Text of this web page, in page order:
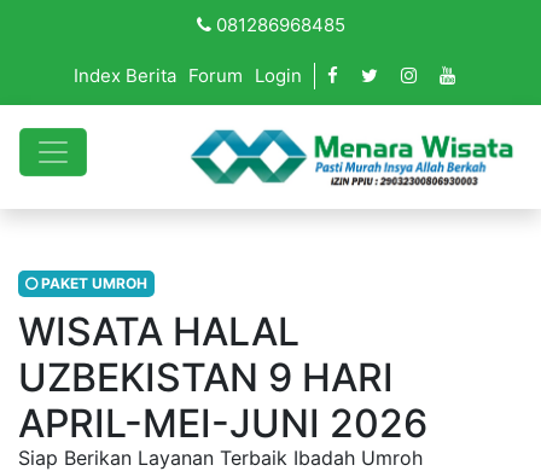
081286968485
Index Berita Forum Login
PAKET UMROH
WISATA HALAL
UZBEKISTAN 9 HARI
APRIL-MEI-JUNI 2026
Siap Berikan Layanan Terbaik Ibadah Umroh